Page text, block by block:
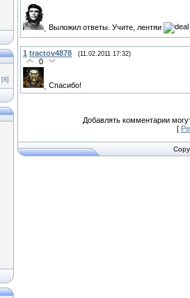
[8]
Выложил ответы. Учите, лентяи
1 tractov4878 (11.02.2011 17:32)
0
Спасибо!
Добавлять комментарии
[